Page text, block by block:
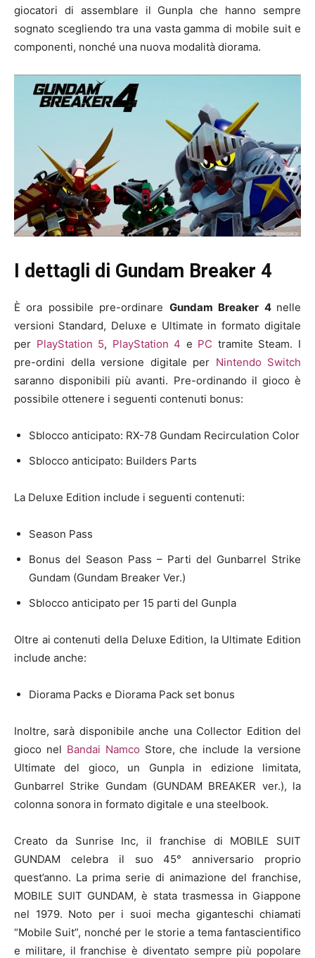
giocatori di assemblare il Gunpla che hanno sempre
sognato scegliendo tra una vasta gamma di mobile suit e
componenti, nonché una nuova modalità diorama.
I dettagli di Gundam Breaker 4
È ora possibile pre-ordinare Gundam Breaker 4 nelle
versioni Standard, Deluxe e Ultimate in formato digitale
per PlayStation 5, PlayStation 4 e PC tramite Steam. I
pre-ordini della versione digitale per Nintendo Switch
saranno disponibili più avanti. Pre-ordinando il gioco è
possibile ottenere i seguenti contenuti bonus:
Sblocco anticipato: RX-78 Gundam Recirculation Color
Sblocco anticipato: Builders Parts
La Deluxe Edition include i seguenti contenuti:
Season Pass
Bonus del Season Pass – Parti del Gunbarrel Strike
Gundam (Gundam Breaker Ver.)
Sblocco anticipato per 15 parti del Gunpla
Oltre ai contenuti della Deluxe Edition, la Ultimate Edition
include anche:
Diorama Packs e Diorama Pack set bonus
Inoltre, sarà disponibile anche una Collector Edition del
gioco nel Bandai Namco Store, che include la versione
Ultimate del gioco, un Gunpla in edizione limitata,
Gunbarrel Strike Gundam (GUNDAM BREAKER ver.), la
colonna sonora in formato digitale e una steelbook.
Creato da Sunrise Inc, il franchise di MOBILE SUIT
GUNDAM celebra il suo 45° anniversario proprio
quest’anno. La prima serie di animazione del franchise,
MOBILE SUIT GUNDAM, è stata trasmessa in Giappone
nel 1979. Noto per i suoi mecha giganteschi chiamati
“Mobile Suit”, nonché per le storie a tema fantascientifico
e militare, il franchise è diventato sempre più popolare